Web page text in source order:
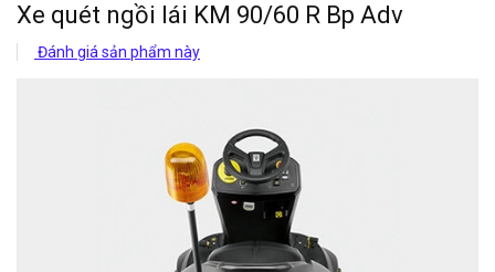
Xe quét ngồi lái KM 90/60 R Bp Adv
Đánh giá sản phẩm này